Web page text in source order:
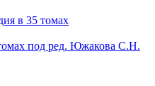
в 35 томах